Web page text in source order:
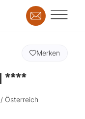
****
Österreich
Merken